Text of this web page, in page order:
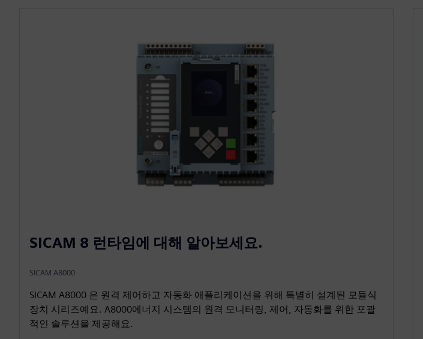
SICAM 8 런타임에 대해 알아보세요.
SICAM A8000
SICAM A8000 은 원격 제어하고 자동화 애플리케이션을 위해 특별히 설계된 모듈식
장치 시리즈예요. A8000에너지 시스템의 원격 모니터링, 제어, 자동화를 위한 포괄
적인 솔루션을 제공해요.